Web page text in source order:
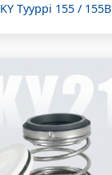
KY Tyyppi 155 / 155B